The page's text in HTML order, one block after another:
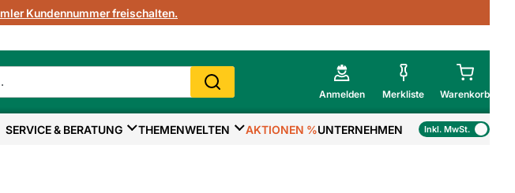
Kundennummer freischalten.
Anmelden Merkliste Warenkorb
Mein Warenkorb
SERVICE & BERATUNG THEMENWELTEN AKTIONEN %UNTERNEHMEN Inkl. MwSt.